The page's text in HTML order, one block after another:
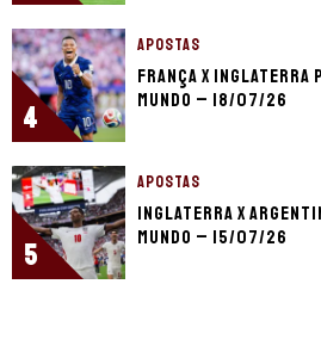
4
APOSTAS
França x Inglaterra
Mundo – 18/07/26
5
APOSTAS
Inglaterra x
Mundo – 15/07/26